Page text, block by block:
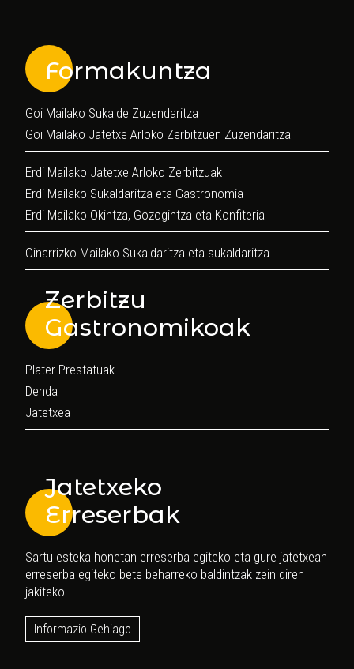
Formakuntza
Goi Mailako Sukalde Zuzendaritza
Goi Mailako Jatetxe Arloko Zerbitzuen Zuzendaritza
Erdi Mailako Jatetxe Arloko Zerbitzuak
Erdi Mailako Sukaldaritza eta Gastronomia
Erdi Mailako Okintza, Gozogintza eta Konfiteria
Oinarrizko Mailako Sukaldaritza eta sukaldaritza
Zerbitzu
Gastronomikoak
Plater Prestatuak
Denda
Jatetxea
Jatetxeko
Erreserbak
Sartu esteka honetan erreserba egiteko eta gure jatetxean
erreserba egiteko bete beharreko baldintzak zein diren
jakiteko.
Informazio Gehiago